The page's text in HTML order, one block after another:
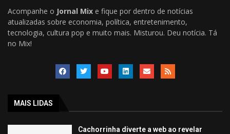
Acompanhe o Jornal Mix e fique por dentro de notícias
atualizadas sobre economia, política, entretenimento,
tecnologia, cultura pop e muito mais. Misturou. Deu notícia. Tá
no Mix!
MAIS LIDAS
Cachorrinha diverte a web ao revelar